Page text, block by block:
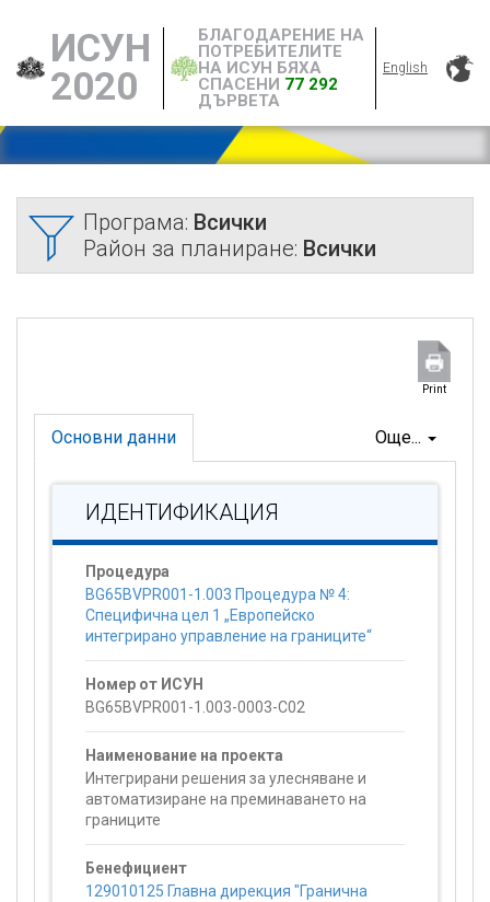
ИСУН
2020
БЛАГОДАРЕНИЕ НА
ПОТРЕБИТЕЛИТЕ
НА ИСУН БЯХА
СПАСЕНИ 77 292
ДЪРВЕТА
English
Програма: Всички
Район за планиране: Всички
Print
Още...
Основни данни
ИДЕНТИФИКАЦИЯ
Процедура
BG65BVPR001-1.003 Процедура № 4:
Специфична цел 1 „Европейско
интегрирано управление на границите“
Номер от ИСУН
BG65BVPR001-1.003-0003-C02
Наименование на проекта
Интегрирани решения за улесняване и
автоматизиране на преминаването на
границите
Бенефициент
129010125 Главна дирекция "Гранична